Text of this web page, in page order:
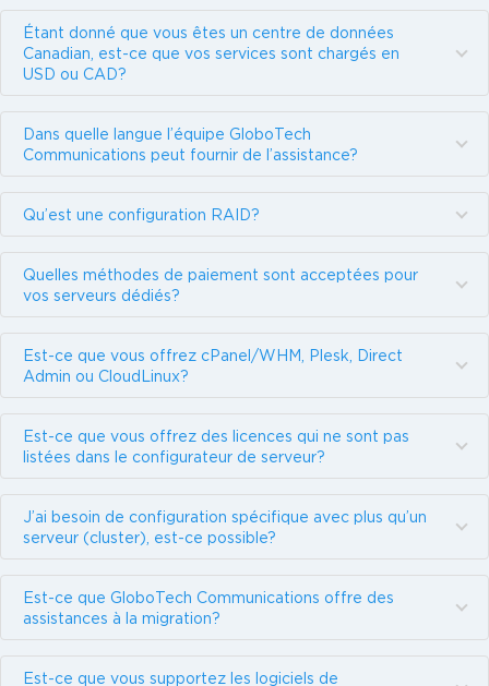
Étant donné que vous êtes un centre de données
Canadian, est-ce que vos services sont chargés en
USD ou CAD?
Dans quelle langue l’équipe GloboTech
Communications peut fournir de l’assistance?
Qu’est une configuration RAID?
Quelles méthodes de paiement sont acceptées pour
vos serveurs dédiés?
Est-ce que vous offrez cPanel/WHM, Plesk, Direct
Admin ou CloudLinux?
Est-ce que vous offrez des licences qui ne sont pas
listées dans le configurateur de serveur?
J’ai besoin de configuration spécifique avec plus qu’un
serveur (cluster), est-ce possible?
Est-ce que GloboTech Communications offre des
assistances à la migration?
Est-ce que vous supportez les logiciels de